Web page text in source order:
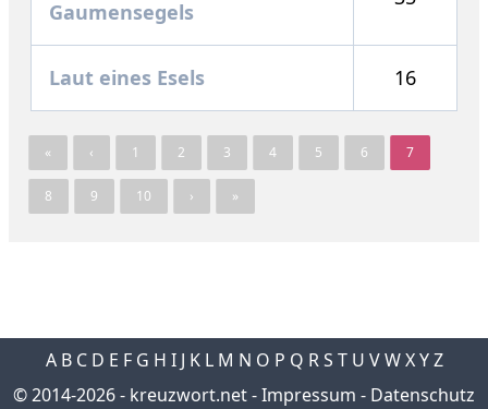
Gaumensegels
Laut eines Esels 16
« ‹ 1 2 3 4 5 6 7
8 9 10 › »
A B C D E F G H I J K L M N O P Q R S T U V W X Y Z
© 2014-2026 - kreuzwort.net-Impressum - Datenschutz